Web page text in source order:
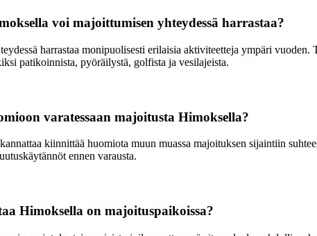
voi majoittumisen yhteydessä harrastaa?
harrastaa monipuolisesti erilaisia aktiviteetteja ympäri
patikoinnista, pyöräilystä, golfista ja vesilajeista.
varatessaan majoitusta Himoksella?
kiinnittää huomiota muun muassa majoituksen sijaintiin
ennen varausta.
Himoksella on majoituspaikoissa?